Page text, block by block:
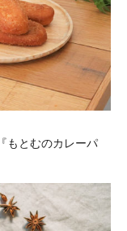
もとむのカレーパ